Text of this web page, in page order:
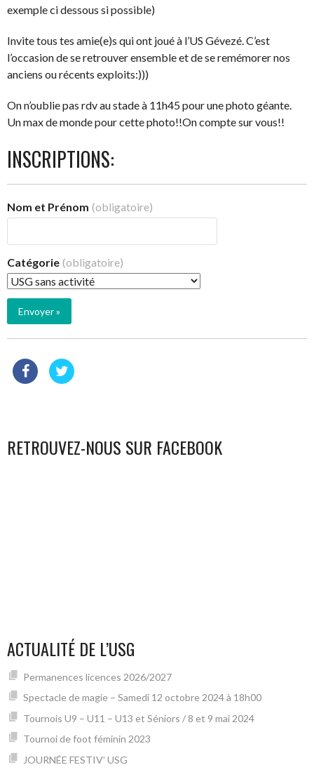
exemple ci dessous si possible)
Invite tous tes amie(e)s qui ont joué à l’US Gévezé. C’est
l’occasion de se retrouver ensemble et de se remémorer nos
anciens ou récents exploits:)))
On n’oublie pas rdv au stade à 11h45 pour une photo géante.
Un max de monde pour cette photo!!On compte sur vous!!
INSCRIPTIONS:
Nom et Prénom (obligatoire)
Catégorie (obligatoire)
RETROUVEZ-NOUS SUR FACEBOOK
ACTUALITÉ DE L’USG
Permanences licences 2026/2027
Spectacle de magie – Samedi 12 octobre 2024 à 18h00
Tournois U9 – U11 – U13 et Séniors / 8 et 9 mai 2024
Tournoi de foot féminin 2023
JOURNÉE FESTIV’ USG